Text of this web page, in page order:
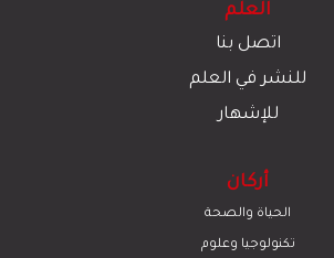
العلم
اتصل بنا
للنشر في العلم
للإشهار
أركان
الحياة والصحة
تكنولوجيا وعلوم